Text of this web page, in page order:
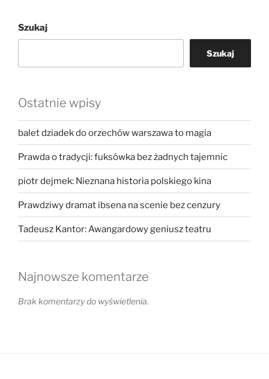
Szukaj
Szukaj
Ostatnie wpisy
balet dziadek do orzechów warszawa to magia
Prawda o tradycji: fuksówka bez żadnych tajemnic
piotr dejmek: Nieznana historia polskiego kina
Prawdziwy dramat ibsena na scenie bez cenzury
Tadeusz Kantor: Awangardowy geniusz teatru
Najnowsze komentarze
Brak komentarzy do wyświetlenia.